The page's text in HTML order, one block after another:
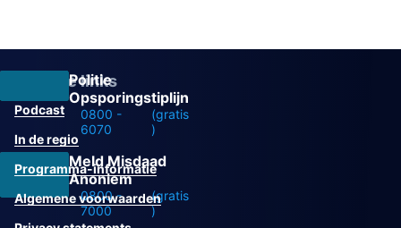
Politie
Opsporingstiplijn
0800 -
6070
(gratis
)
Meld Misdaad
Anoniem
0800 -
7000
(gratis
)
Overige links
Podcast
In de regio
Programma-informatie
Algemene voorwaarden